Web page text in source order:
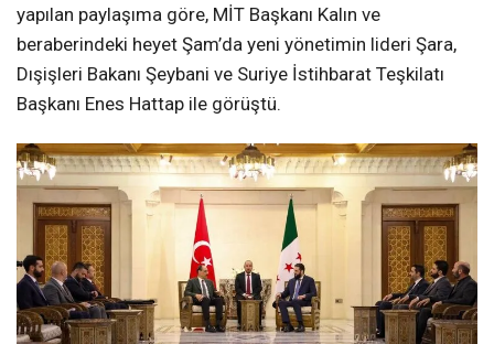
yapılan paylaşıma göre, MİT Başkanı Kalın ve
beraberindeki heyet Şam’da yeni yönetimin lideri Şara,
Dışişleri Bakanı Şeybani ve Suriye İstihbarat Teşkilatı
Başkanı Enes Hattap ile görüştü.